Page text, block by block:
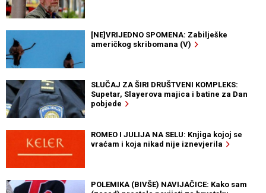
[NE]VRIJEDNO SPOMENA: Zabilješke
američkog skribomana (V)
SLUČAJ ZA ŠIRI DRUŠTVENI KOMPLEKS:
Supetar, Slayerova majica i batine za Dan
pobjede
ROMEO I JULIJA NA SELU: Knjiga kojoj se
vraćam i koja nikad nije iznevjerila
POLEMIKA (BIVŠE) NAVIJAČICE: Kako sam